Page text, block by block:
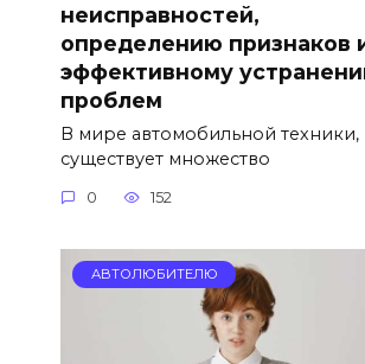
неисправностей,
определению признаков
эффективному
проблем
В мире автомобильной техники,
существует множество
0 152
АВТОЛЮБИТЕЛЮ